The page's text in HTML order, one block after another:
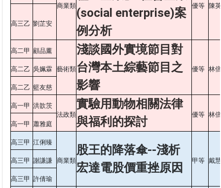
商業類
(social enterprise)案
例分析
優等 陳
高三乙 劉芷安
高二甲 顧品薰
藝術類
淺談國外實境節目對
台灣本土綜藝節目之
影響
優等 林
高二乙 吳姵霖
高二乙 籃友慈
高一甲 洪歆茨
法政類
實驗用動物相關法律
與福利的探討
優等 林
高一甲 蕭雅庭
高三甲 江俐臻
商業類
股王的降落傘--淺析
宏達電股價重挫原因
甲等 戴
高三甲 謝謙謙
高三甲 許倩瑜